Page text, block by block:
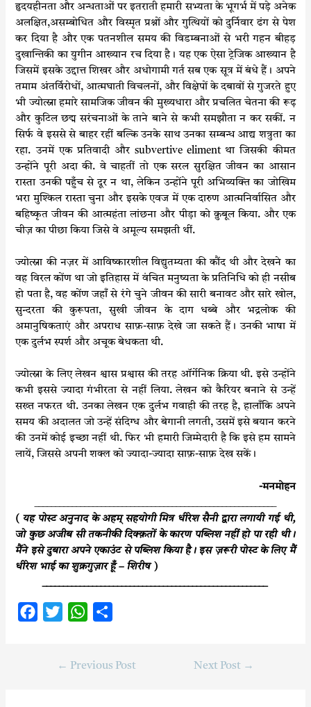
हृदयहीनता और अन्धताओं पर इतराती हमारी सभ्यता के भूगर्भ में पड़े अनेक
अलक्षित,असम्बोधित और विस्मृत प्रश्नों और गुत्थियों को दुर्निवार ढंग से पेश
कर दिया है और एक पतनशील समय की विडम्बनाओं से भरी गहन बीहड़
दुखान्तिकी का युगीन आख्यान रच दिया है। यह एक ऐसा ट्रेजिक आख्यान है
जिसमें इसके उद्दात्त शिखर और अधोगामी गर्त सब एक सूत्र में बंधे हैं। अपने
तमाम अंतर्विरोधों, आत्मघाती विचलनों, और विक्षेपों के दबावों से गुजरते हुए
भी ज्योत्स्ना हमारे सामजिक जीवन की मुख्यधारा और प्रचलित चेतना की रूढ़
और कुटिल छद्म सरंचनाओं के ताने बाने से कभी समझौता न कर सकीं. न
सिर्फ वे इससे से बाहर रहीं बल्कि उनके साथ उनका सम्बन्ध आद्य शत्रुता का
रहा. उनमें एक प्रतिवादी और subvertive eliment था जिसकी कीमत
उन्होंने पूरी अदा की. वे चाहतीं तो एक सरल सुरक्षित जीवन का आसान
रास्ता उनकी पहुँच से दूर न था, लेकिन उन्होंने पूरी अभिव्यक्ति का जोखिम
भरा मुश्किल रास्ता चुना और इसके एवज में एक दारुण आत्मनिर्वासित और
बहिष्कृत जीवन की आत्महंता लांछना और पीड़ा को क़ुबूल किया. और एक
चीज़ का पीछा किया जिसे वे अमूल्य समझती थीं.
ज्योत्स्ना की नज़र में आविष्कारशील विद्युतम्यता की कौंद थी और देखने का
वह विरल कोंण था जो इतिहास में वंचित मनुष्यता के प्रतिनिधि को ही नसीब
हो पता है, वह कोंण जहाँ से रंगे चुने जीवन की सारी बनावट और सारे खोल,
सुन्दरता की कुरूपता, सुखी जीवन के दाग धब्बे और भद्रलोक की
अमानुषिकताएं और अपराध साफ़-साफ़ देखे जा सकते हैं। उनकी भाषा में
एक दुर्लभ स्पर्श और अचूक बेधकता थी.
ज्योत्स्ना के लिए लेखन श्वास प्रश्वास की तरह ऑर्गेनिक क्रिया थी. इसे उन्होंने
कभी इससे ज्यादा गंभीरता से नहीं लिया. लेखन को कैरियर बनाने से उन्हें
सख्त नफरत थी. उनका लेखन एक दुर्लभ गवाही की तरह है, हालाँकि अपने
समय की अदालत जो उन्हें संदिग्ध और बेगानी लगती, उसमें इसे बयान करने
की उनमें कोई इच्छा नहीं थी. फिर भी हमारी जिम्मेदारी है कि इसे हम सामने
लायें, जिससे अपनी शक्ल को ज्यादा-ज्यादा साफ़-साफ़ देख सकें।
-मनमोहन
( यह पोस्ट अनुनाद के अहम् सहयोगी मित्र धीरेश सैनी द्वारा लगायी गई थी,
जो कुछ अजीब सी तकनीकी दिक्क़तों के कारण पब्लिश नहीं हो पा रही थी।
मैंने इसे दुबारा अपने एकाउंट से पब्लिश किया है। इस ज़रूरी पोस्ट के लिए मैं
धीरेश भाई का शुक्रगुज़ार हूँ – शिरीष )
t
W
t
r
← Previous Post Next Post →